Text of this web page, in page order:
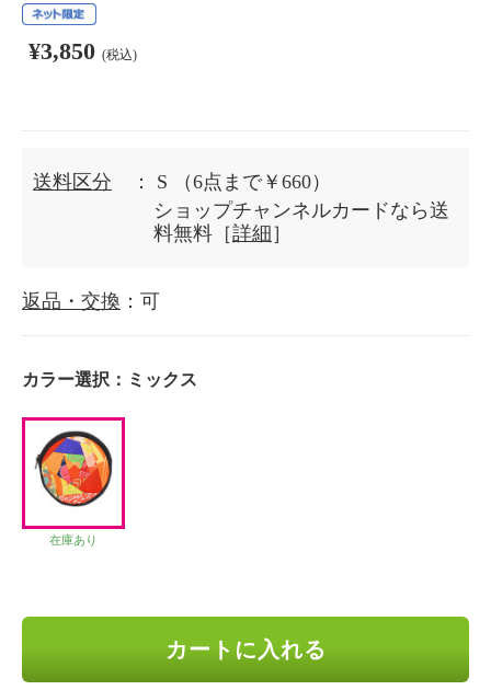
¥3,850 (税込)
送料区分 ： S
（6点まで￥660）
ショップチャンネルカードなら送
料無料［詳細 ］
返品・交換 ：可
カラー選択： ミックス
在庫あり
カートに入れる